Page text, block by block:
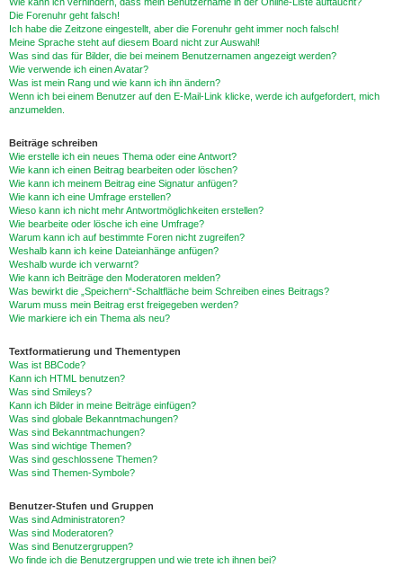
Die Forenuhr geht falsch!
Ich habe die Zeitzone eingestellt, aber die Forenuhr geht immer noch falsch!
Meine Sprache steht auf diesem Board nicht zur Auswahl!
Was sind das für Bilder, die bei meinem Benutzernamen angezeigt werden?
Wie verwende ich einen Avatar?
Was ist mein Rang und wie kann ich ihn ändern?
Wenn ich bei einem Benutzer auf den E-Mail-Link klicke, werde ich aufgefordert, mich
anzumelden.
Beiträge schreiben
Wie erstelle ich ein neues Thema oder eine Antwort?
Wie kann ich einen Beitrag bearbeiten oder löschen?
Wie kann ich meinem Beitrag eine Signatur anfügen?
Wie kann ich eine Umfrage erstellen?
Wieso kann ich nicht mehr Antwortmöglichkeiten erstellen?
Wie bearbeite oder lösche ich eine Umfrage?
Warum kann ich auf bestimmte Foren nicht zugreifen?
Weshalb kann ich keine Dateianhänge anfügen?
Weshalb wurde ich verwarnt?
Wie kann ich Beiträge den Moderatoren melden?
Was bewirkt die „Speichern“-Schaltfläche beim Schreiben eines Beitrags?
Warum muss mein Beitrag erst freigegeben werden?
Wie markiere ich ein Thema als neu?
Textformatierung und Thementypen
Was ist BBCode?
Kann ich HTML benutzen?
Was sind Smileys?
Kann ich Bilder in meine Beiträge einfügen?
Was sind globale Bekanntmachungen?
Was sind Bekanntmachungen?
Was sind wichtige Themen?
Was sind geschlossene Themen?
Was sind Themen-Symbole?
Benutzer-Stufen und Gruppen
Was sind Administratoren?
Was sind Moderatoren?
Was sind Benutzergruppen?
Wo finde ich die Benutzergruppen und wie trete ich ihnen bei?